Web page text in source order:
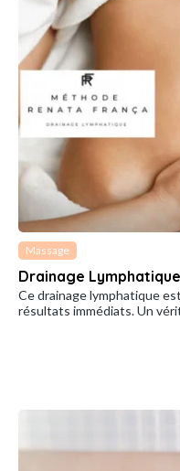
Massage
Drainage
Ce drainage lymphatique
résultats immédiats. Un